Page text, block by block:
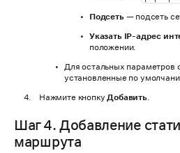
Подсеть— подсеть
Указать IP-адрес
положении.
Для остальных параметров
установленные по
Нажмите кнопкуДобавить.
Шаг 4. Добавление
маршрута